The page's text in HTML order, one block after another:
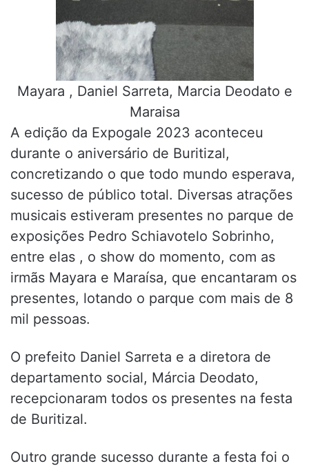
Mayara , Daniel Sarreta, Marcia Deodato e
Maraisa
A edição da Expogale 2023 aconteceu
durante o aniversário de Buritizal,
concretizando o que todo mundo esperava,
sucesso de público total. Diversas atrações
musicais estiveram presentes no parque de
exposições Pedro Schiavotelo Sobrinho,
entre elas , o show do momento, com as
irmãs Mayara e Maraísa, que encantaram os
presentes, lotando o parque com mais de 8
mil pessoas.
O prefeito Daniel Sarreta e a diretora de
departamento social, Márcia Deodato,
recepcionaram todos os presentes na festa
de Buritizal.
Outro grande sucesso durante a festa foi o